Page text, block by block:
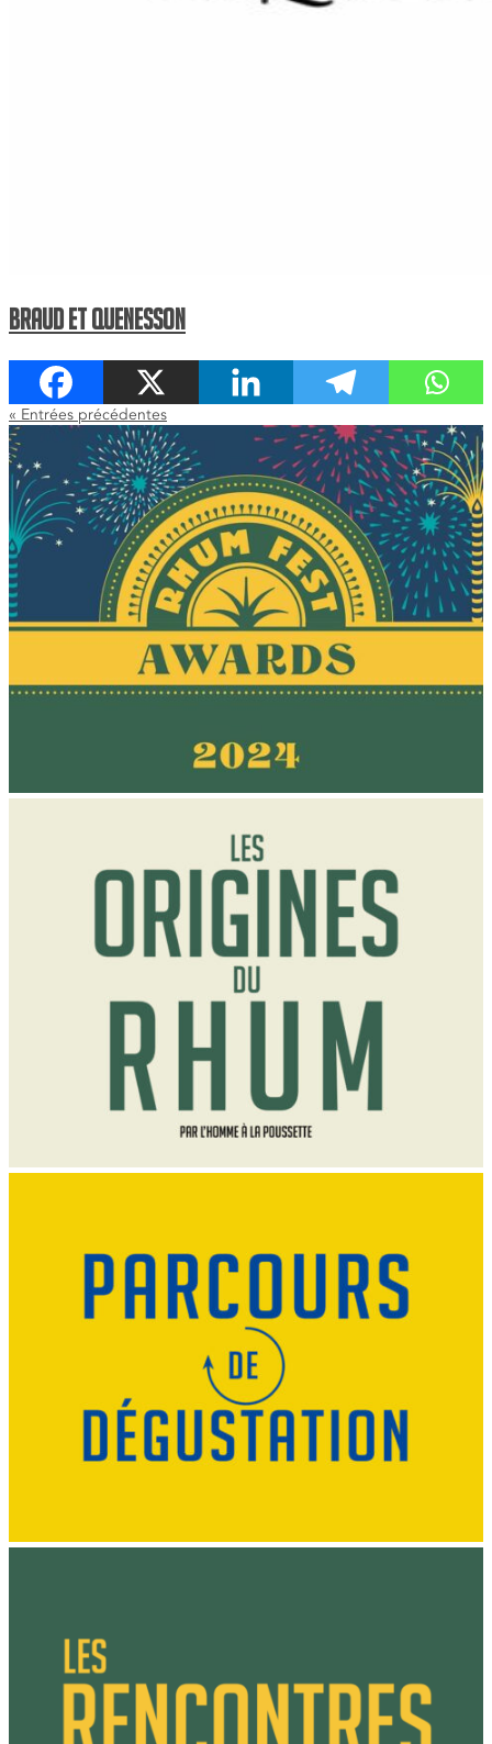
Braud et Quenesson
« Entrées précédentes